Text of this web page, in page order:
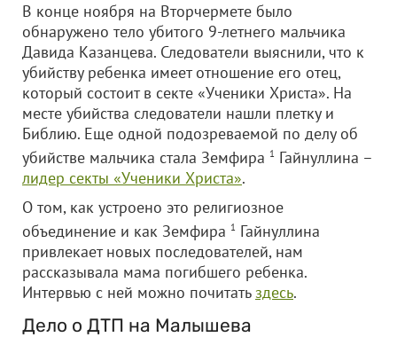
В конце ноября на Вторчермете было
обнаружено тело убитого 9-летнего мальчика
Давида Казанцева. Следователи выяснили, что к
убийству ребенка имеет отношение его отец,
который состоит в секте «Ученики Христа». На
месте убийства следователи нашли плетку и
Библию. Еще одной подозреваемой по делу об
убийстве мальчика стала Земфира 1 Гайнуллина –
лидер секты «Ученики Христа».
О том, как устроено это религиозное
объединение и как Земфира 1 Гайнуллина
привлекает новых последователей, нам
рассказывала мама погибшего ребенка.
Интервью с ней можно почитатьздесь.
Дело о ДТП на Малышева